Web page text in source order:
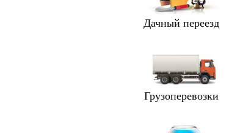
Дачный переезд
Грузоперевозки